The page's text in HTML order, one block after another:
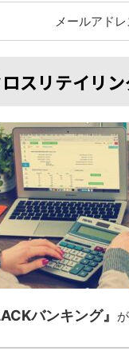
メールアドレ
スリテイリ
バンキング』